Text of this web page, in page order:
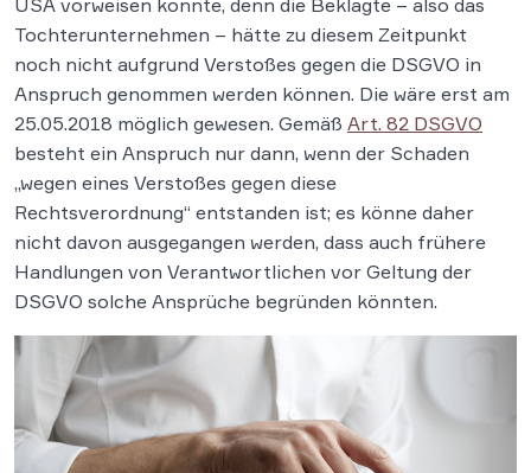
USA vorweisen konnte, denn die Beklagte – also das
Tochterunternehmen – hätte zu diesem Zeitpunkt
noch nicht aufgrund Verstoßes gegen die DSGVO in
Anspruch genommen werden können. Die wäre erst am
25.05.2018 möglich gewesen. Gemäß Art. 82 DSGVO
besteht ein Anspruch nur dann, wenn der Schaden
„wegen eines Verstoßes gegen diese
Rechtsverordnung“ entstanden ist; es könne daher
nicht davon ausgegangen werden, dass auch frühere
Handlungen von Verantwortlichen vor Geltung der
DSGVO solche Ansprüche begründen könnten.